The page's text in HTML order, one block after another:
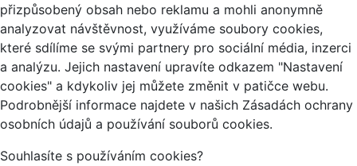
přizpůsobený obsah nebo reklamu a mohli anonymně
analyzovat návštěvnost, využíváme soubory cookies,
které sdílíme se svými partnery pro sociální média, inzerci
a analýzu. Jejich nastavení upravíte odkazem "Nastavení
cookies" a kdykoliv jej můžete změnit v patičce webu.
Podrobnější informace najdete v našich Zásadách ochrany
osobních údajů a používání souborů cookies.
Souhlasíte s používáním cookies?